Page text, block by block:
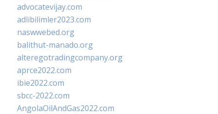
advocatevijay.com
adlibilimler2023.com
naswwebed.org
balithut-manado.org
alteregotradingcompany.org
aprce2022.com
ibie2022.com
sbcc-2022.com
AngolaOilAndGas2022.com